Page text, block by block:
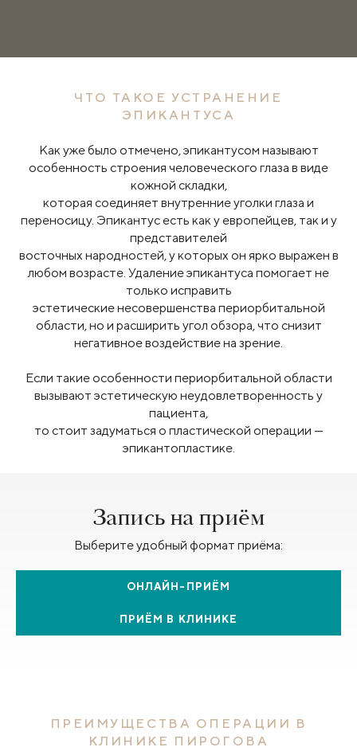
ЧТО ТАКОЕ УСТРАНЕНИЕ
ЭПИКАНТУСА
Как уже было отмечено, эпикантусом называют
особенность строения человеческого глаза в виде
кожной складки,
которая соединяет внутренние уголки глаза и
переносицу. Эпикантус есть как у европейцев, так и у
представителей
восточных народностей, у которых он ярко выражен в
любом возрасте. Удаление эпикантуса помогает не
только исправить
эстетические несовершенства периорбитальной
области, но и расширить угол обзора, что снизит
негативное воздействие на зрение.
Если такие особенности периорбитальной области
вызывают эстетическую неудовлетворенность у
пациента,
то стоит задуматься о пластической операции —
эпикантопластике.
Запись на приём
Выберите удобный формат приёма:
ОНЛАЙН-ПРИЁМ
ПРИЁМ В КЛИНИКЕ
ПРЕИМУЩЕСТВА ОПЕРАЦИИ В
КЛИНИКЕ ПИРОГОВА